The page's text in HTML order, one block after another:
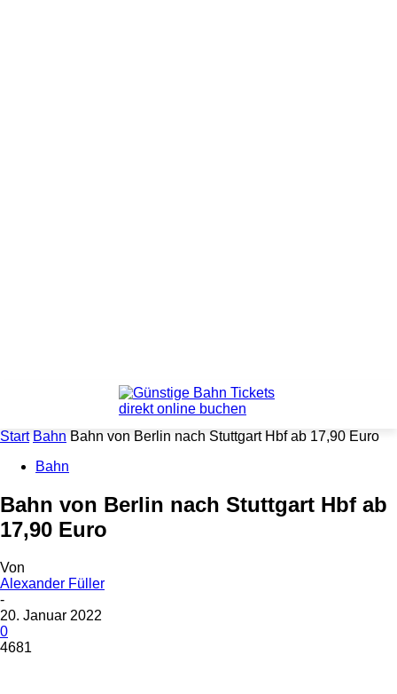
Start Bahn Bahn von Berlin nach Stuttgart Hbf ab 17,90 Euro
Bahn
Bahn von Berlin nach Stuttgart Hbf ab
17,90 Euro
Von
Alexander Füller
-
20. Januar 2022
0
4681